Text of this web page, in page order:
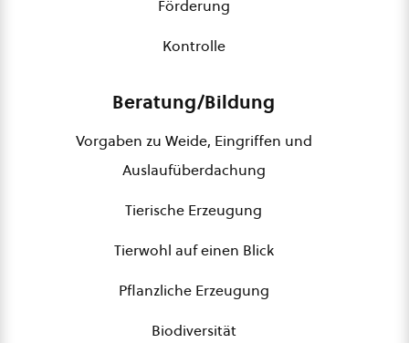
Förderung
Kontrolle
Beratung/Bildung
Vorgaben zu Weide, Eingriffen und
Auslaufüberdachung
Tierische Erzeugung
Tierwohl auf einen Blick
Pflanzliche Erzeugung
Biodiversität